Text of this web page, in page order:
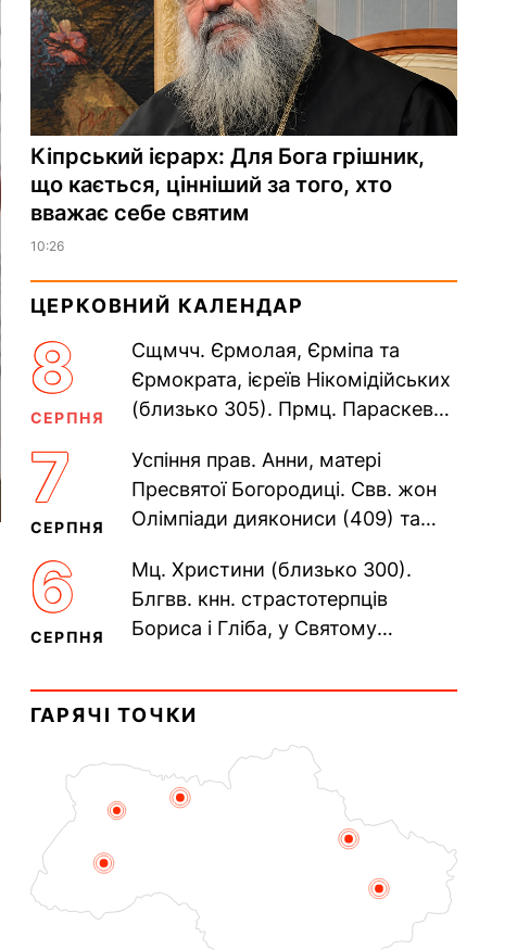
Кіпрський ієрарх: Для Бога грішник,
що кається, цінніший за того, хто
вважає себе святим
10:26
ЦЕРКОВНИЙ КАЛЕНДАР
8
СЕРПНЯ
Сщмчч. Єрмолая, Єрміпа та
Єрмократа, ієреїв Нікомідійських
(близько 305). Прмц. Параскеви
Печерського, в Ближніх...
7
СЕРПНЯ
Успіння прав. Анни, матері
Пресвятої Богородиці. Свв. жон
Олімпіади диякониси (409) та
Пам’ять V Вселенського...
6
СЕРПНЯ
Мц. Христини (близько 300).
Блгвв. кнн. страстотерпців
Бориса і Гліба, у Святому
Прп. Полікарпа, архімандрита...
ГАРЯЧІ ТОЧКИ